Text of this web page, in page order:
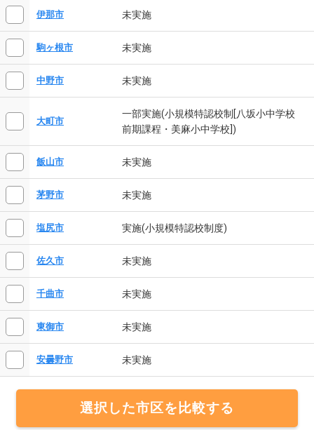
伊那市 未実施
駒ヶ根市 未実施
中野市 未実施
大町市
一部実施(小規模特認校制[八坂小中学校
前期課程・美麻小中学校])
飯山市 未実施
茅野市 未実施
塩尻市 実施(小規模特認校制度)
佐久市 未実施
千曲市 未実施
東御市 未実施
安曇野市 未実施
選択した市区を比較する